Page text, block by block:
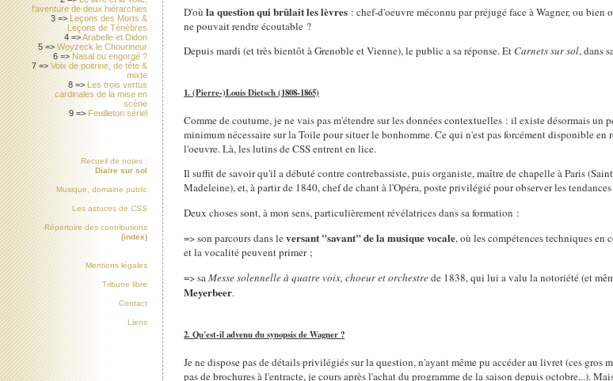
D'oùla question qui brûlait les lèvres : chef-d'oeuvre méconnu par préjugé face à Wagner, ou
ne pouvait rendre écoutable ?
Depuis mardi (et très bientôt à Grenoble et Vienne), le public a sa réponse. Et Carnets sur sol, dans
1. (Pierre-)Louis Dietsch (1808-1865)
Comme de coutume, je ne vais pas m'étendre sur les données contextuelles : il existe désormais
minimum nécessaire sur la Toile pour situer le bonhomme. Ce qui n'est pas forcément disponible en
l'oeuvre. Là, les lutins de CSS entrent en lice.
Il suffit de savoir qu'il a débuté contre contrebassiste, puis organiste, maître de chapelle à Paris
Madeleine), et, à partir de 1840, chef de chant à l'Opéra, poste privilégié pour observer les
Deux choses sont, à mon sens, particulièrement révélatrices dans sa formation :
=> son parcours dans leversant "savant" de la musique vocale, où les compétences techniques
et la vocalité peuvent primer ;
=> saMesse solennelle à quatre voix, choeur et orchestrede 1838, qui lui a valu la notoriété (et
Meyerbeer.
2. Qu'est-il advenu du synopsis de Wagner ?
Je ne dispose pas de détails privilégiés sur la question, n'ayant même pu accéder au livret (ces gros
pas de brochures à l'entracte, je cours après l'achat du programme de la saison depuis octobre...).
l'aventure de deux hiérarchies
3 => Leçons des Morts &
Leçons de Ténèbres
4 =>Arabelle et Didon
5 =>Woyzeck le Chourineur
6 => Nasal ou engorgé ?
7 =>Voix de poitrine, de tête &
mixte
8 => Les trois vertus
cardinales de la mise en
scène
9 => Feuilleton sériel
Recueil de notes :
Diaire sur sol
Musique, domaine public
Les astuces de CSS
Répertoire des contributions
(index)
Mentions légales
Tribune libre
Contact
Liens